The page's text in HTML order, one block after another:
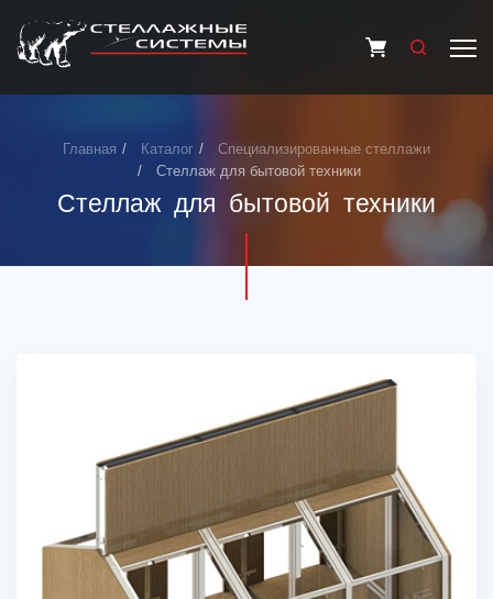
Главная Каталог
Специализированные стеллажи
Стеллаж для бытовой техники
Стеллаж для бытовой техники